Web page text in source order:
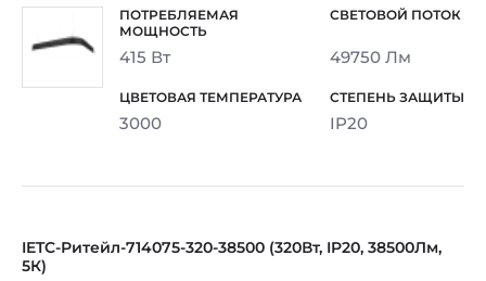
415 Вт 49750 Лм
3000 IP20
IETC-Ритейл-714075-320-38500 (320Вт, IP20, 38500Лм,
5К)